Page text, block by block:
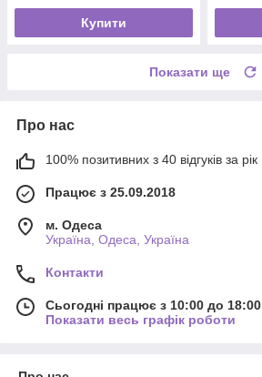
Купити
Показати ще
Про нас
100% позитивних з 40 відгуків за рік
Працює з 25.09.2018
м. Одеса
Україна, Одеса, Україна
Контакти
Сьогодні працює з 10:00 до 18:00
Показати весь графік роботи